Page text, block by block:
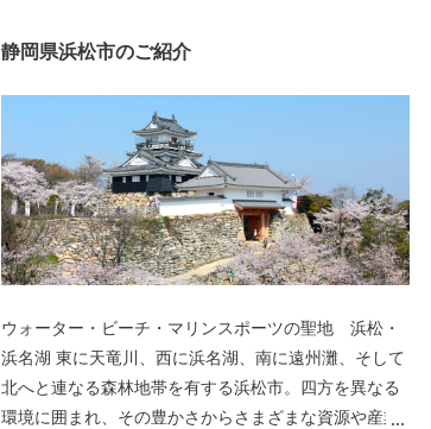
静岡県浜松市のご紹介
ウォーター・ビーチ・マリンスポーツの聖地 浜松・
浜名湖 東に天竜川、西に浜名湖、南に遠州灘、そして
北へと連なる森林地帯を有する浜松市。四方を異なる
環境に囲まれ、その豊かさからさまざまな資源や産業